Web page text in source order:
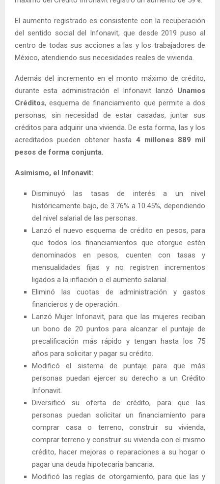
El aumento registrado es consistente con la recuperación
del sentido social del Infonavit, que desde 2019 puso al
centro de todas sus acciones a las y los trabajadores de
México, atendiendo sus necesidades reales de vivienda.
Además del incremento en el monto máximo de crédito,
durante esta administración el Infonavit lanzó Unamos
Créditos, esquema de financiamiento que permite a dos
personas, sin necesidad de estar casadas, juntar sus
créditos para adquirir una vivienda. De esta forma, las y los
acreditados pueden obtener hasta 4 millones 889 mil
pesos de forma conjunta.
Asimismo, el Infonavit:
Disminuyó las tasas de interés a un nivel
históricamente bajo, de 3.76% a 10.45%, dependiendo
del nivel salarial de las personas.
Lanzó el nuevo esquema de crédito en pesos, para
que todos los financiamientos que otorgue estén
denominados en pesos, cuenten con tasas y
mensualidades fijas y no registren incrementos
ligados a la inflación o el aumento salarial.
Eliminó las cuotas de administración y gastos
financieros y de operación.
Lanzó Mujer Infonavit, para que las mujeres reciban
un bono de 20 puntos para alcanzar el puntaje de
precalificación más rápido y tengan hasta los 75
años para solicitar y pagar su crédito.
Modificó el sistema de puntaje para que más
personas puedan ejercer su derecho a un Crédito
Infonavit.
Diversificó su oferta de crédito, para que las
personas puedan solicitar un financiamiento para
comprar casa o terreno, construir su vivienda,
comprar terreno y construir su vivienda con el mismo
crédito, hacer mejoras o reparaciones a su hogar o
pagar una deuda hipotecaria bancaria.
Modificó las reglas de otorgamiento, para que las y